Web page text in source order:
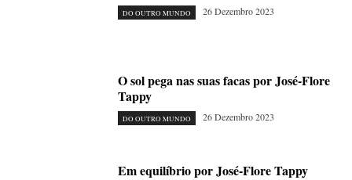
DO OUTRO MUNDO 26 Dezembro 2023
O sol pega nas suas facas por José-Flore
Tappy
DO OUTRO MUNDO 26 Dezembro 2023
Em equilíbrio por José-Flore Tappy